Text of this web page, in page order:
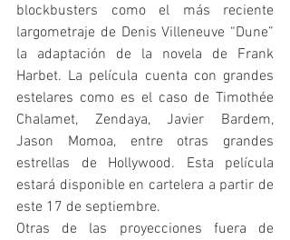
blockbusters como el más reciente
largometraje de Denis Villeneuve “Dune”
la adaptación de la novela de Frank
Harbet. La película cuenta con grandes
estelares como es el caso de Timothée
Chalamet, Zendaya, Javier Bardem,
Jason Momoa, entre otras grandes
estrellas de Hollywood. Esta película
estará disponible en cartelera a partir de
este 17 de septiembre.
Otras de las proyecciones fuera de